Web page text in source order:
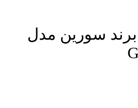
سورین مدل